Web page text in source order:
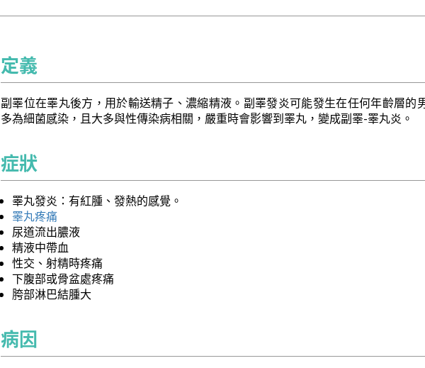
定義
副睪位在睪丸後方，用於輸送精子、濃縮精液。副睪發炎可能發生在任何年齡層的
多為細菌感染，且大多與性傳染病相關，嚴重時會影響到睪丸，變成副睪-睪丸炎。
症狀
睪丸發炎：有紅腫、發熱的感覺。
睪丸疼痛
尿道流出膿液
精液中帶血
性交、射精時疼痛
下腹部或骨盆處疼痛
胯部淋巴結腫大
病因